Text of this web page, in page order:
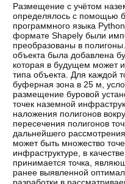
Размещение с учётом
определялось с помощью
программного языка
формате Shapely были
преобразованы в
объекта была добавлена
которая в будущем может
типа объекта. Для каждой
буферная зона в 25 м,
размещение буровой
точек наземной
наложения полигонов
пересечения полигонов
дальнейшего
может быть множество
инфраструктуре, в
принимается точка,
ранее выявленной
разработки в